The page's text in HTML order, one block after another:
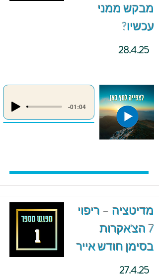
מבקש ממני
עכשיו?
28.4.25
-01:04
מדיטציה – ריפוי
7 הצ'אקרות
בסימן חודש אייר
27.4.25